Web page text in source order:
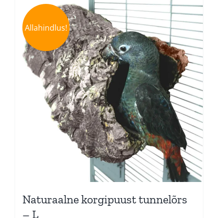
Allahindlus!
Naturaalne korgipuust tunnelõrs
– L